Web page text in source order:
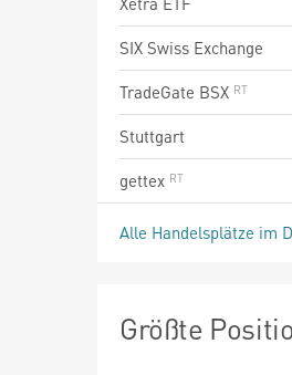
SIX Swiss Exchange
TradeGate BSX
Stuttgart
gettex
Alle Handelsplätze im
Größte